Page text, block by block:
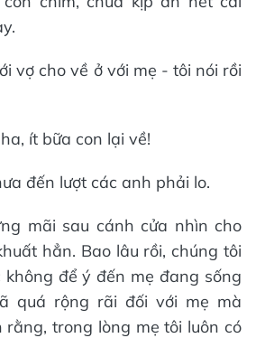
vợ cho về ở với mẹ - tôi nói rồi
ít bữa con lại về!
đến lượt các anh phải lo.
mãi sau cánh cửa nhìn cho
hẳn. Bao lâu rồi, chúng tôi
không để ý đến mẹ đang sống
quá rộng rãi đối với mẹ mà
rằng, trong lòng mẹ tôi luôn có